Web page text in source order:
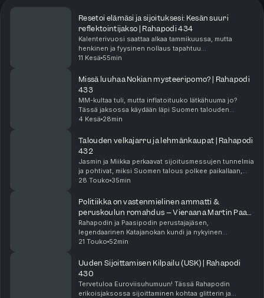
seikoista ja ottaa huomioon omat tavoitteensa, taloudellinen
tilanteensa sekä tarvittaessa käytettävä neuvonantajia.
Sijoitustoimintaan liittyy aina riskejä. Sijoittajan tulee myös ymmärtää,
että historiallinen kehitys ei ole tae tulevasta. Tässä rahapodissa
esitetyn tiedon sisältö voi muuttua milloin tahansa. Nordnet ei sitoudu
rahapodi on tarkoitettu ainoastaan kuuntelijan yksityiseen käyttöön.
Materiaalin muokkaaminen, levittäminen ja kaupallinen hyödyntäminen
ilman Nordnetin kirjallista lupaa on kielletty.
Resetoi elämäsi ja sijoituksesi: Kesän suuri
reflektointijakso | Rahapodi 434
Kalenterivuosi saattaa alkaa tammikuussa, mutta
henkinen ja fyysinen nollaus tapahtuu
todellisuudessa kesälomalla. Jasmin ja Miikka
suunnanmuutoksiin. Onko arkesi...
11 Kesä 55min
Missä luuhaa Nokian mysteeripomo? | Rahapodi
433
MM-kultaa tuli, mutta inflatoituuko lätkähuuma jo?
Tässä jaksossa käydään läpi Suomen talouden
tuoreita valonpilkahduksia ja sijoitusinnon hurjaa
on n...
4 Kesä 28min
Talouden velkajarru ja lehmänkaupat | Rahapodi
432
Jasmin ja Miikka perkaavat sijoitusmessujen tunnelmia
ja pohtivat, miksi Suomen talous polkee paikallaan,
vaikka sijoittajaskenessä riittää uskoa
suun...
28 Touko 35min
Politiikka on vastenmielinen ammatti &
peruskoulun romahdus – Vieraana Martin Paasi
| Rahapodi 431
Rahapodin ja Paasipodin perustajajäsen,
legendaarinen Katajanokan kundi ja nykyinen
kansanedustaja Martin Paasi tekee paluun studioon!
vuoden eduskunt...
21 Touko 52min
Uuden Sijoittamisen Kilpailu (USK) | Rahapodi
430
Tervetuloa Euroviisuhumuun! Tässä Rahapodin
erikoisjaksossa sijoittaminen kohtaa glitterin ja